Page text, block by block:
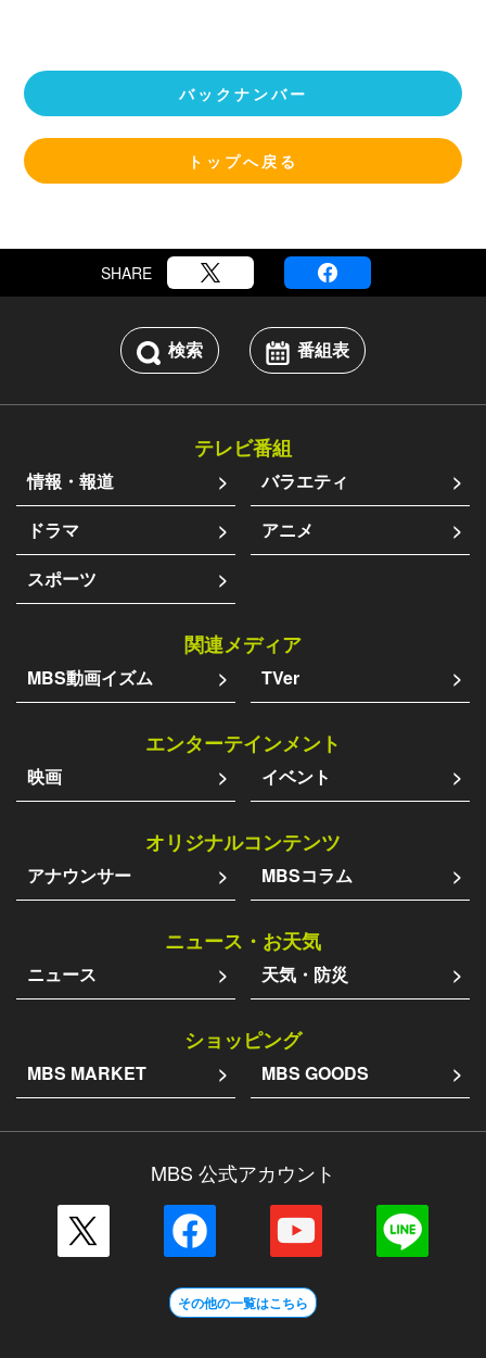
バックナンバー
トップへ戻る
SHARE
検索 番組表
テレビ番組
情報・報道
バラエティ
ドラマ
アニメ
スポーツ
関連メディア
MBS動画イズム TVer
エンターテインメント
映画 イベント
オリジナルコンテンツ
アナウンサー MBSコラム
ニュース・お天気
ニュース 天気・防災
ショッピング
MBS MARKET MBS GOODS
MBS 公式アカウント
その他の一覧はこちら